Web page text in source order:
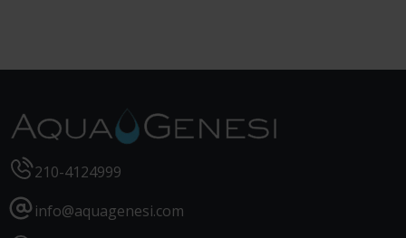
Διάμετρος: 4"
Επιφάνεια Μεμβράνης: 80 ft² (7,4 m²)
210-4124999
info@aquagenesi.com